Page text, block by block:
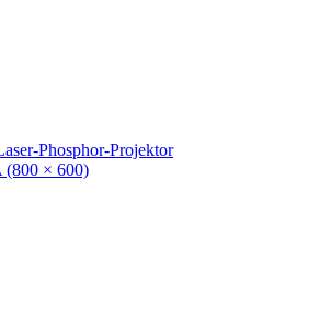
Phosphor-Projektor
(800 × 600)